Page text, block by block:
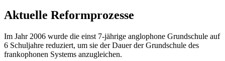
Aktuelle Reformprozesse
Im Jahr 2006 wurde die einst 7-jährige anglophone Grundschule auf
6 Schuljahre reduziert, um sie der Dauer der Grundschule des
frankophonen Systems anzugleichen.